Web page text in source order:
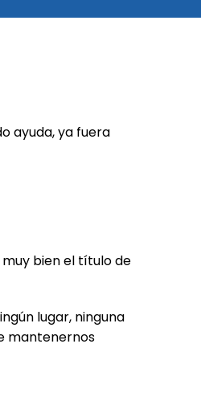
ayuda, ya fuera
bien el título de
lugar, ninguna
mantenernos